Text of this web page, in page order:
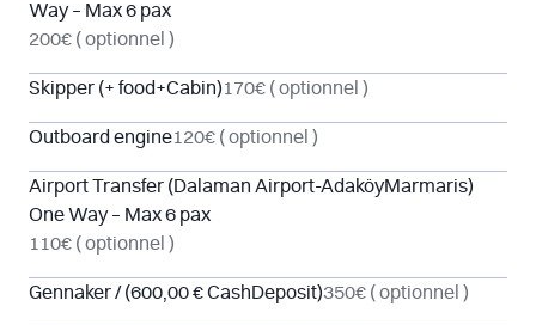
Way – Max 6 pax
200€ ( optionnel )
Skipper (+ food+Cabin)170€ ( optionnel )
Outboard engine120€ ( optionnel )
Airport Transfer (Dalaman Airport-AdaköyMarmaris)
One Way – Max 6 pax
110€ ( optionnel )
Gennaker / (600,00 € CashDeposit)350€ ( optionnel )